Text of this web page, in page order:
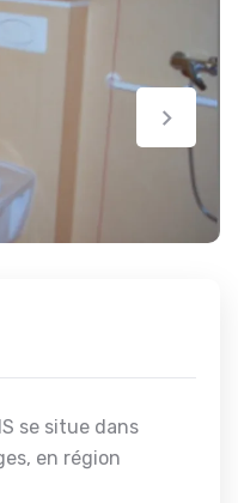
se situe dans
en région